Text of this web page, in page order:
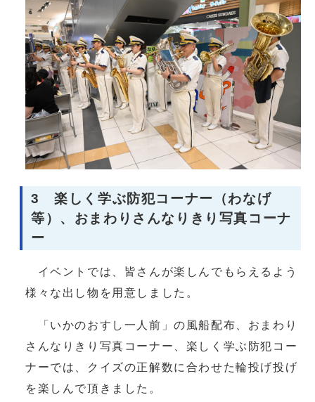
3 楽しく学ぶ防犯コーナー（わなげ
等）、おまわりさんなりきり写真コーナ
ー
イベントでは、皆さんが楽しんでもらえるよう
様々な出し物を用意しました。
「いかのおすし一人前」の風船配布、おまわり
さんなりきり写真コーナー、楽しく学ぶ防犯コー
ナーでは、クイズの正解数に合わせた輪投げ投げ
を楽しんで頂きました。